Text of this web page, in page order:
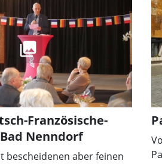
Französische-
Nenndorf
bescheidenen aber feinen